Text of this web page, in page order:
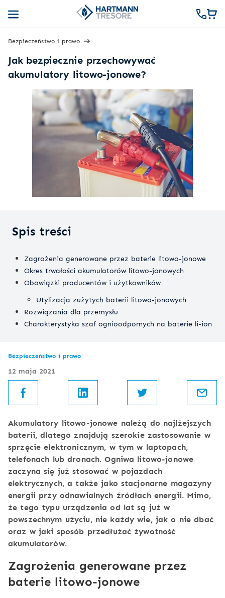
Bezpieczeństwo i prawo
Jak bezpiecznie przechowywać
akumulatory litowo-jonowe?
Spis treści
Zagrożenia generowane przez baterie litowo-jonowe
Okres trwałości akumulatorów litowo-jonowych
Obowiązki producentów i użytkowników
Utylizacja zużytych baterii litowo-jonowych
Rozwiązania dla przemysłu
Charakterystyka szaf ognioodpornych na baterie li-ion
Bezpieczeństwo i prawo
12 maja 2021
Akumulatory litowo-jonowe należą do najlżejszych
baterii, dlatego znajdują szerokie zastosowanie w
sprzęcie elektronicznym, w tym w laptopach,
telefonach lub dronach. Ogniwa litowo-jonowe
zaczyna się już stosować w pojazdach
elektrycznych, a także jako stacjonarne magazyny
energii przy odnawialnych źródłach energii. Mimo,
że tego typu urządzenia od lat są już w
powszechnym użyciu, nie każdy wie, jak o nie dbać
oraz w jaki sposób przedłużać żywotność
akumulatorów.
Zagrożenia generowane przez
baterie litowo-jonowe